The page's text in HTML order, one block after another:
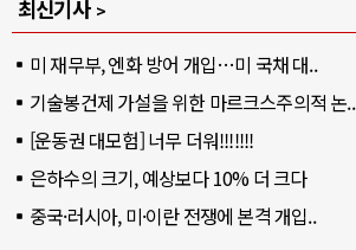
최신기사
미 재무부, 엔화 방어 개입…미 국채 대..
기술봉건제 가설을 위한 마르크스주의적 논..
[운동권 대모험] 너무 더워!!!!!!!
은하수의 크기, 예상보다 10% 더 크다
중국·러시아, 미·이란 전쟁에 본격 개입..